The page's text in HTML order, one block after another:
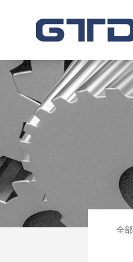
全部